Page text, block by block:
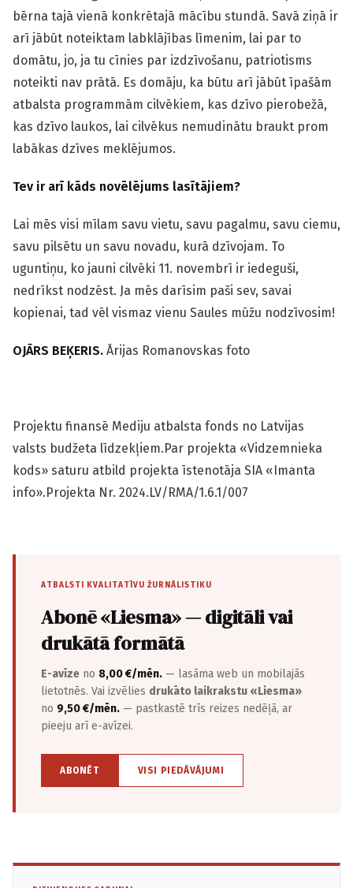
bērna tajā vienā konkrētajā mācību stundā. Savā ziņā ir
arī jābūt noteiktam labklājības līmenim, lai par to
domātu, jo, ja tu cīnies par izdzīvošanu, patriotisms
noteikti nav prātā. Es domāju, ka būtu arī jābūt īpašām
atbalsta programmām cilvēkiem, kas dzīvo pierobežā,
kas dzīvo laukos, lai cilvēkus nemudinātu braukt prom
labākas dzīves meklējumos.
Tev ir arī kāds novēlējums lasītājiem?
Lai mēs visi mīlam savu vietu, savu pagalmu, savu ciemu,
savu pilsētu un savu novadu, kurā dzīvojam. To
uguntiņu, ko jauni cilvēki 11. novembrī ir iedeguši,
nedrīkst nodzēst. Ja mēs darīsim paši sev, savai
kopienai, tad vēl vismaz vienu Saules mūžu nodzīvosim!
OJĀRS BEĶERIS. Ārijas Romanovskas foto
Projektu finansē Mediju atbalsta fonds no Latvijas
valsts budžeta līdzekļiem.Par projekta «Vidzemnieka
kods» saturu atbild projekta īstenotāja SIA «Imanta
info».Projekta Nr. 2024.LV/RMA/1.6.1/007
ATBALSTI KVALITATĪVU ŽURNĀLISTIKU
Abonē «Liesma» — digitāli vai
drukātā formātā
E-avīze no 8,00 €/mēn. — lasāma web un mobilajās
lietotnēs. Vai izvēlies drukāto laikrakstu «Liesma»
no 9,50 €/mēn. — pastkastē trīs reizes nedēļā, ar
pieeju arī e-avīzei.
ABONĒT VISI PIEDĀVĀJUMI